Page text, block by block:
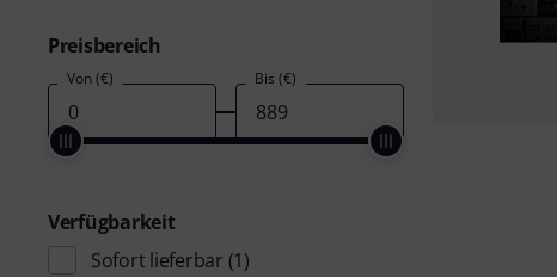
Preisbereich
Von (€) Bis (€)
Verfügbarkeit
Sofort lieferbar (1)